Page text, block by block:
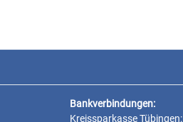
Bankverbindungen:
Kreissparkasse Tübingen: